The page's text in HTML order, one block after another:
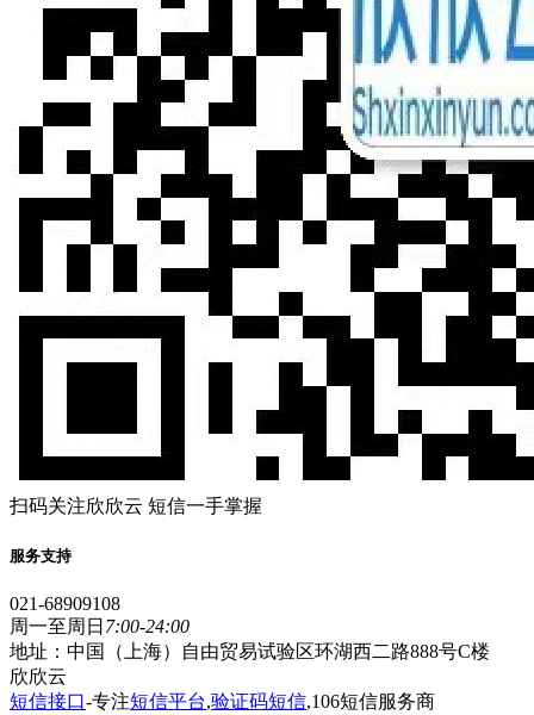
扫码关注欣欣云 短信一手掌握
服务支持
021-68909108
周一至周日 7:00-24:00
地址：中国（上海）自由贸易试验区环湖西二路888号C楼
欣欣云
短信接口-专注短信平台,验证码短信,106短信服务商